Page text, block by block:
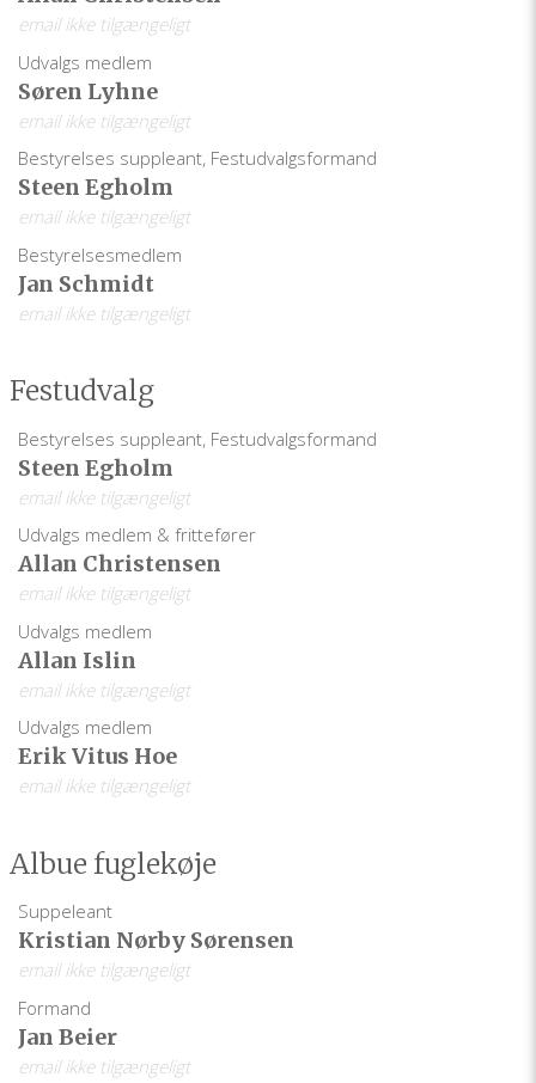
email ikke tilgængeligt
Udvalgs medlem
Søren Lyhne
email ikke tilgængeligt
Bestyrelses suppleant, Festudvalgsformand
Steen Egholm
email ikke tilgængeligt
Bestyrelsesmedlem
Jan Schmidt
email ikke tilgængeligt
Festudvalg
Bestyrelses suppleant, Festudvalgsformand
Steen Egholm
email ikke tilgængeligt
Udvalgs medlem & frittefører
Allan Christensen
email ikke tilgængeligt
Udvalgs medlem
Allan Islin
email ikke tilgængeligt
Udvalgs medlem
Erik Vitus Hoe
email ikke tilgængeligt
Albue fuglekøje
Suppeleant
Kristian Nørby Sørensen
email ikke tilgængeligt
Formand
Jan Beier
email ikke tilgængeligt